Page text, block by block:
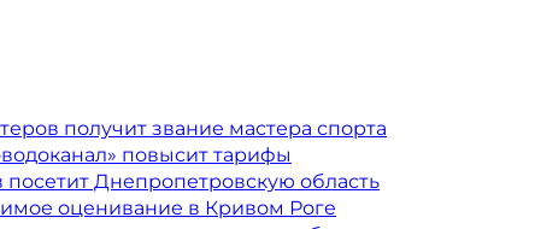
получит звание мастера спорта
повысит тарифы
посетит Днепропетровскую область
оценивание в Кривом Роге